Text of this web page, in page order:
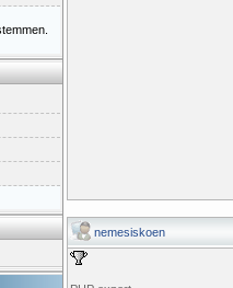
nemesiskoen